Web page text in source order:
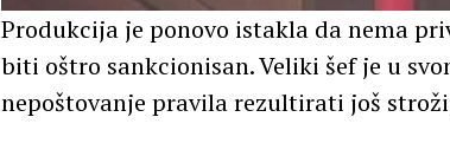
Produkcija je ponovo istakla da nema
biti oštro sankcionisan. Veliki šef je u
nepoštovanje pravila rezultirati još